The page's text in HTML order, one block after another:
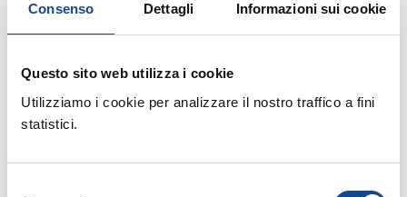
Consenso Dettagli Informazioni sui cookie
Questo sito web utilizza i cookie
Utilizziamo i cookie per analizzare il nostro traffico a fini
statistici.
Seminario di aggiornamento professionale
01/09/2026